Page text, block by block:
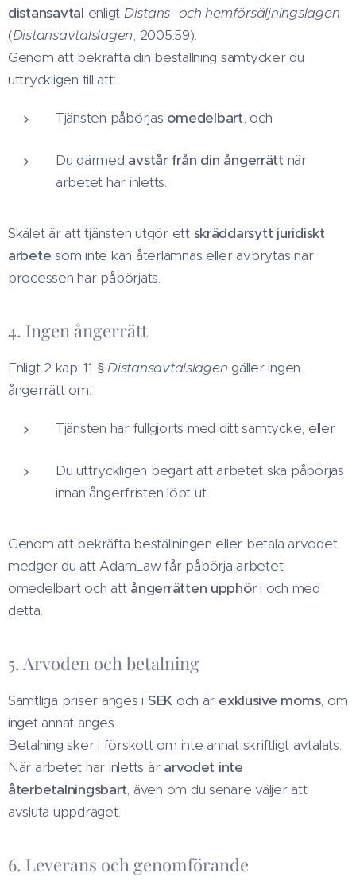
distansavtal enligt Distans- och hemförsäljningslagen
(Distansavtalslagen, 2005:59).
Genom att bekräfta din beställning samtycker du
uttryckligen till att:
Tjänsten påbörjas omedelbart, och
Du därmed avstår från din ångerrätt när
arbetet har inletts.
Skälet är att tjänsten utgör ett skräddarsytt juridiskt
arbete som inte kan återlämnas eller avbrytas när
processen har påbörjats.
4. Ingen ångerrätt
Enligt 2 kap. 11 §Distansavtalslagen gäller ingen
ångerrätt om:
Tjänsten har fullgjorts med ditt samtycke, eller
Du uttryckligen begärt att arbetet ska påbörjas
innan ångerfristen löpt ut.
Genom att bekräfta beställningen eller betala arvodet
medger du att AdamLaw får påbörja arbetet
omedelbart och att ångerrätten upphöri och med
detta.
5. Arvoden och betalning
Samtliga priser anges i SEK och är exklusive moms, om
inget annat anges.
Betalning sker i förskott om inte annat skriftligt avtalats.
När arbetet har inletts är arvodet inte
återbetalningsbart, även om du senare väljer att
avsluta uppdraget.
6. Leverans och genomförande